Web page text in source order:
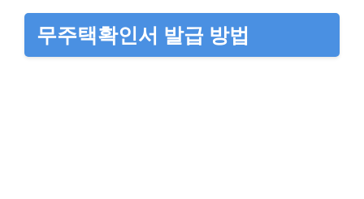
무주택확인서 발급 방법